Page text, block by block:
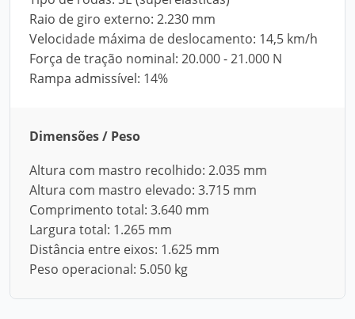
Raio de giro externo: 2.230 mm
Velocidade máxima de deslocamento: 14,5 km/h
Força de tração nominal: 20.000 - 21.000 N
Rampa admissível: 14%
Dimensões / Peso
Altura com mastro recolhido: 2.035 mm
Altura com mastro elevado: 3.715 mm
Comprimento total: 3.640 mm
Largura total: 1.265 mm
Distância entre eixos: 1.625 mm
Peso operacional: 5.050 kg